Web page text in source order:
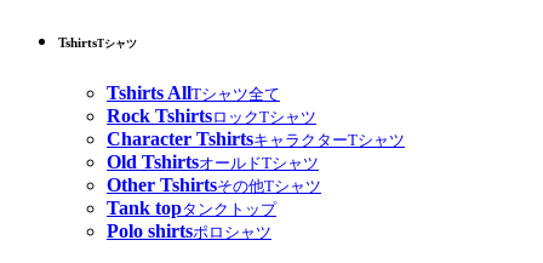
TshirtsTシャツ
Tshirts AllTシャツ全て
Rock TshirtsロックTシャツ
Character TshirtsキャラクターTシャツ
Old TshirtsオールドTシャツ
Other Tshirtsその他Tシャツ
Tank topタンクトップ
Polo shirtsポロシャツ